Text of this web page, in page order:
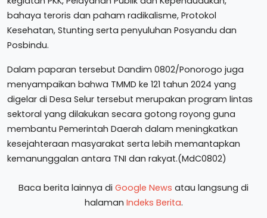
bahaya teroris dan paham radikalisme, Protokol
Kesehatan, Stunting serta penyuluhan Posyandu dan
Posbindu.
Dalam paparan tersebut Dandim 0802/Ponorogo juga
menyampaikan bahwa TMMD ke 121 tahun 2024 yang
digelar di Desa Selur tersebut merupakan program lintas
sektoral yang dilakukan secara gotong royong guna
membantu Pemerintah Daerah dalam meningkatkan
kesejahteraan masyarakat serta lebih memantapkan
kemanunggalan antara TNI dan rakyat.(MdC0802)
Baca berita lainnya di Google News atau langsung di
halaman Indeks Berita.